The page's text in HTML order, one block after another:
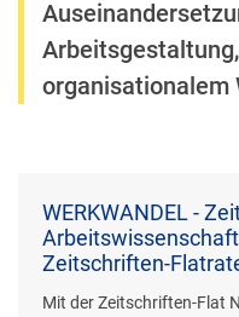
organisationalem
WERKWANDEL -
Zeitschriften-
Mit der Zeitschriften-Flat